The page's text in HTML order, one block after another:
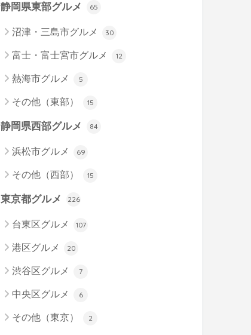
静岡県東部グルメ 65
沼津・三島市グルメ 30
富士・富士宮市グルメ 12
熱海市グルメ 5
その他（東部） 15
静岡県西部グルメ 84
浜松市グルメ 69
その他（西部） 15
東京都グルメ 226
台東区グルメ 107
港区グルメ 20
渋谷区グルメ 7
中央区グルメ 6
その他（東京） 2